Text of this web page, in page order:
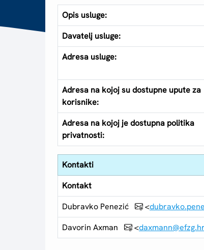
Opis usluge:
Davatelj usluge:
Adresa usluge:
Adresa na kojoj su dostupne upute za
korisnike:
Adresa na kojoj je dostupna politika
privatnosti:
Kontakti
Kontakt
Dubravko Penezić
<
Davorin Axman
<